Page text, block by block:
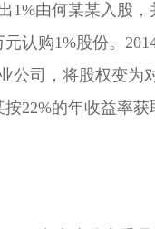
1%由何某某入股
认购1%股份。
公司，将股权变为
按22%的年收益率